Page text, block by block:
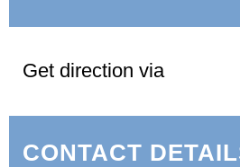
Get direction via
CONTACT